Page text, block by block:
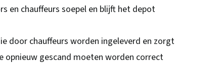
en chauffeurs soepel en blijft het depot
door chauffeurs worden ingeleverd en zorgt
opnieuw gescand moeten worden correct